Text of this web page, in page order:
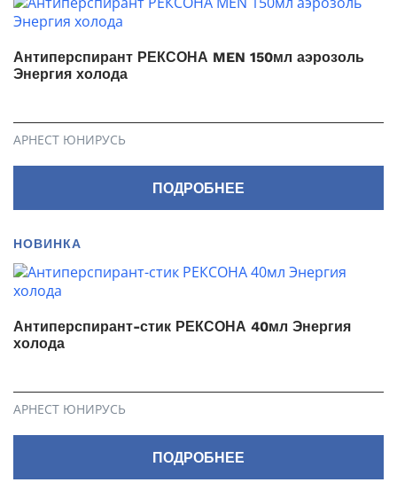
Антиперспирант РЕКСОНА MEN 150мл аэрозоль
Энергия холода
АРНЕСТ ЮНИРУСЬ
ПОДРОБНЕЕ
НОВИНКА
Антиперспирант-стик РЕКСОНА 40мл Энергия
холода
АРНЕСТ ЮНИРУСЬ
ПОДРОБНЕЕ